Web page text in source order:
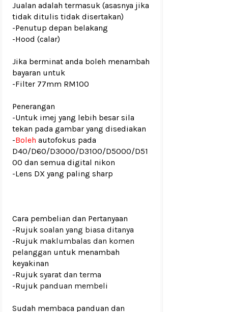
Jualan adalah termasuk (asasnya jika
tidak ditulis tidak disertakan)
-Penutup depan belakang
-Hood (calar)
Jika berminat anda boleh menambah
bayaran untuk
-Filter 77mm RM100
Penerangan
-Untuk imej yang lebih besar sila
tekan pada gambar yang disediakan
-Boleh autofokus pada
D40/D60/D3000/D3100/D5000/D51
00 dan semua digital nikon
-Lens DX yang paling sharp
Cara pembelian dan Pertanyaan
-Rujuk soalan yang biasa ditanya
-Rujuk maklumbalas dan komen
pelanggan untuk menambah
keyakinan
-Rujuk syarat dan terma
-Rujuk panduan membeli
Sudah membaca panduan dan